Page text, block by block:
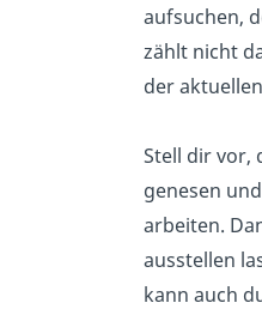
aufsuchen,
zählt nicht
der
Stell dir vor,
genesen
arbeiten.
ausstellen
kann auch